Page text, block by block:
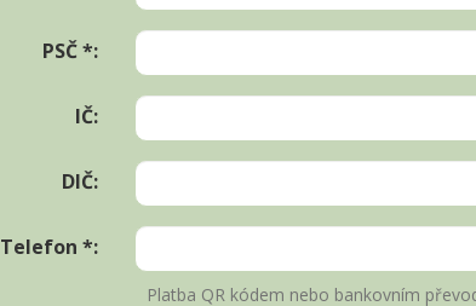
PSČ *:
IČ:
DIČ:
Telefon *:
Platba QR kódem nebo bankovním